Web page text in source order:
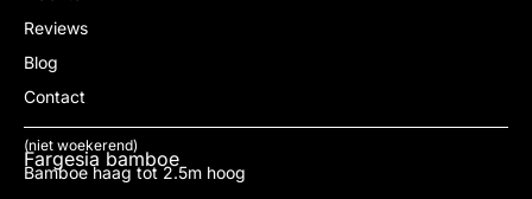
Reviews
Blog
Contact
Fargesia bamboe
(niet woekerend)
Bamboe haag tot 2.5m hoog